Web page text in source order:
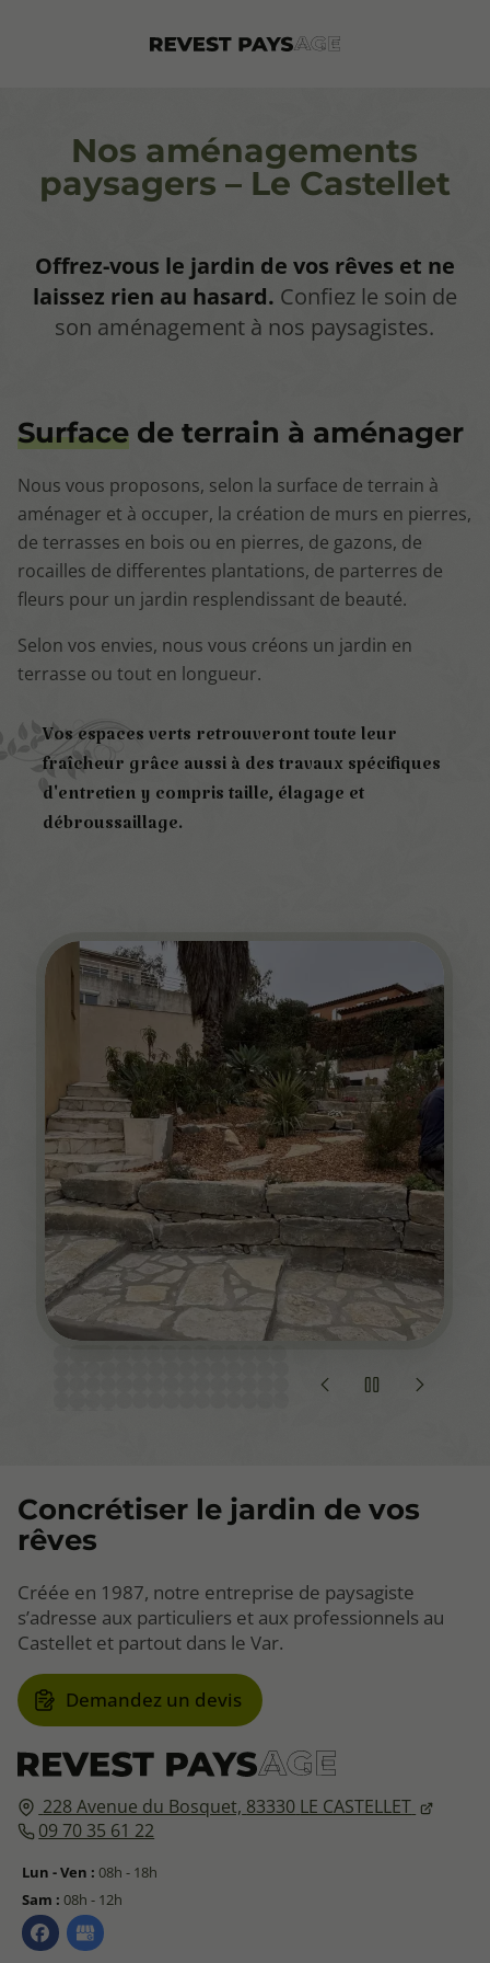
Nos aménagements
paysagers – Le Castellet
Offrez-vous le jardin de vos rêves et ne
laissez rien au hasard. Confiez le soin de
son aménagement à nos paysagistes.
Surface de terrain à aménager
Nous vous proposons, selon la surface de terrain à
aménager et à occuper, la création de murs en pierres,
de terrasses en bois ou en pierres, de gazons, de
rocailles de differentes plantations, de parterres de
fleurs pour un jardin resplendissant de beauté.
Selon vos envies, nous vous créons un jardin en
terrasse ou tout en longueur.
Vos espaces verts retrouveront toute leur
fraîcheur grâce aussi à des travaux spécifiques
d'entretien y compris taille, élagage et
débroussaillage.
228 Avenue du Bosquet, 83330 LE CASTELLET
09 70 35 61 22
Lun - Ven : 08h - 18h
Sam : 08h - 12h
Concrétiser le jardin de vos
rêves
Créée en 1987, notre entreprise de paysagiste
s’adresse aux particuliers et aux professionnels au
Castellet et partout dans le Var.
Demandez un devis